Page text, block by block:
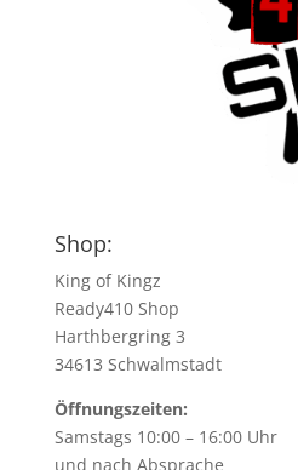
Shop:
King of Kingz
Ready410 Shop
Harthbergring 3
34613 Schwalmstadt
Öffnungszeiten:
Samstags 10:00 – 16:00 Uhr
und nach Absprache